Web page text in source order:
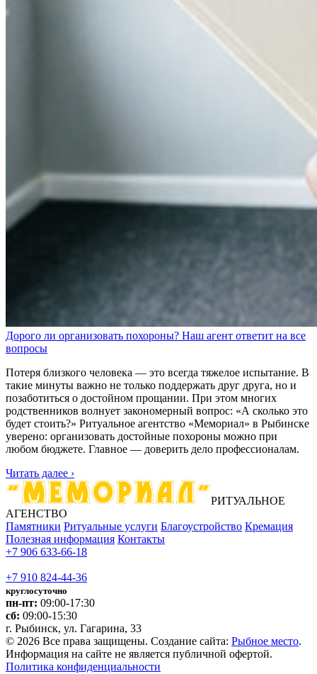
Дорого ли организовать похороны? Наш агент ответит на все
вопросы
Потеря близкого человека — это всегда тяжелое испытание. В
такие минуты важно не только поддержать друг друга, но и
позаботиться о достойном прощании. При этом многих
родственников волнует закономерный вопрос: «А сколько это
будет стоить?» Ритуальное агентство «Мемориал» в Рыбинске
уверено: организовать достойные похороны можно при
любом бюджете. Главное — доверить дело профессионалам.
Читать далее ›
РИТУАЛЬНОЕ
АГЕНСТВО
Памятники Ритуальные услуги Благоустройство Кремация
Полезная информация Контакты
+7 906 633-66-18
+7 910 824-44-36
круглосуточно
пн-пт: 09:00-17:30
сб: 09:00-15:30
г. Рыбинск, ул. Гагарина, 33
© 2026 Все права защищены. Создание сайта: Рыбное место.
Информация на сайте не является публичной офертой.
Политика конфиденциальности